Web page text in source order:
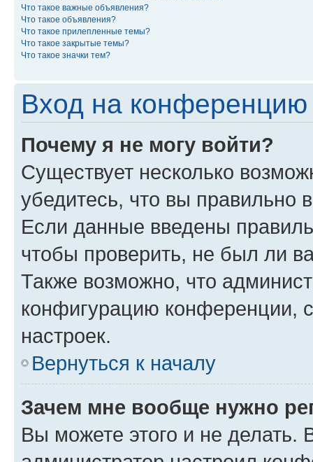
Что такое важные объявления?
Что такое объявления?
Что такое прилепленные темы?
Что такое закрытые темы?
Что такое значки тем?
Вход на конференцию
Почему я не могу войти?
Существует несколько
убедитесь, что вы правильно
Если данные введены
чтобы проверить, не был ли
Также возможно, что
конфигурацию конференции,
настроек.
Вернуться к началу
Зачем мне вообще нужно
Вы можете этого и не делать.